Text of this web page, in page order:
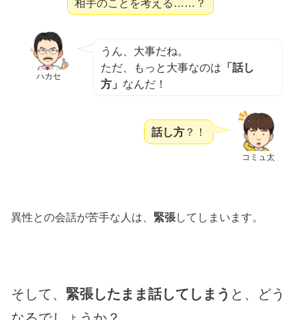
ハカセ
うん、大事だね。
ただ、もっと大事なのは 「話し
方」 なんだ！
コミュ太
話し方？！
異性との会話が苦手な人は、 緊張してしまいます。
そして、 緊張したまま話してしまう と、どう